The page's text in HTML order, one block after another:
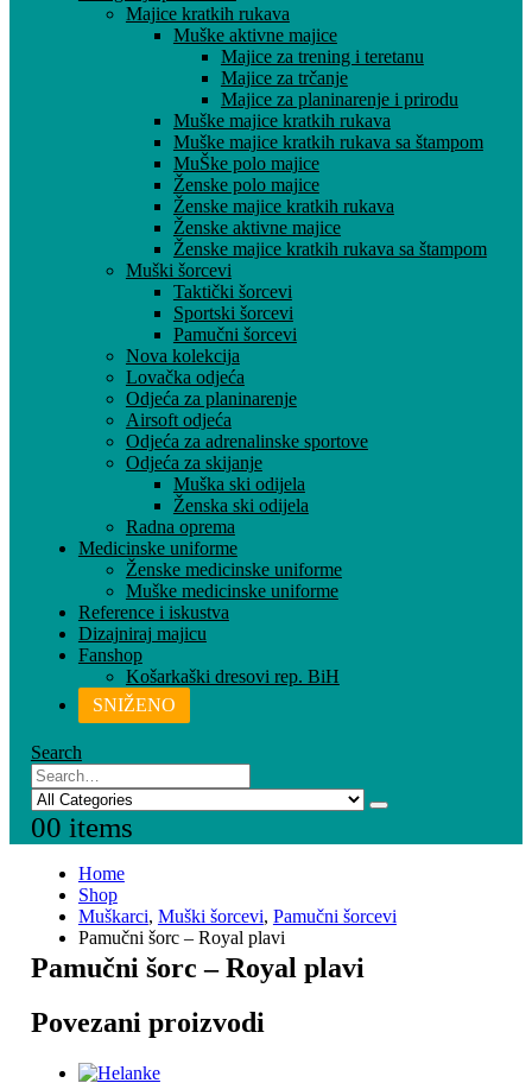
Majice kratkih rukava
Muške aktivne majice
Majice za trening i teretanu
Majice za trčanje
Majice za planinarenje i prirodu
Muške majice kratkih rukava
Muške majice kratkih rukava sa štampom
MuŠke polo majice
Ženske polo majice
Ženske majice kratkih rukava
Ženske aktivne majice
Ženske majice kratkih rukava sa štampom
Muški šorcevi
Taktički šorcevi
Sportski šorcevi
Pamučni šorcevi
Nova kolekcija
Lovačka odjeća
Odjeća za planinarenje
Airsoft odjeća
Odjeća za adrenalinske sportove
Odjeća za skijanje
Muška ski odijela
Ženska ski odijela
Radna oprema
Medicinske uniforme
Ženske medicinske uniforme
Muške medicinske uniforme
Reference i iskustva
Dizajniraj majicu
Fanshop
Košarkaški dresovi rep. BiH
SNIŽENO
Search
00 items
Home
Shop
Muškarci, Muški šorcevi, Pamučni šorcevi
Pamučni šorc – Royal plavi
Pamučni šorc – Royal plavi
Povezani proizvodi